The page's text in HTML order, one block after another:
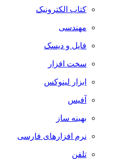
کتاب الکترونیک
مهندسی
فایل و دیسک
سخت افزار
ابزار لینوکس
آفیس
بهینه ساز
نرم افزارهای فارسی
تلفن